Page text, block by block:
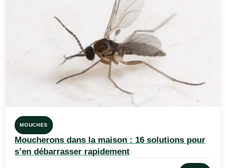
MOUCHES
Moucherons dans la maison : 16 solutions pour
s’en débarrasser rapidement